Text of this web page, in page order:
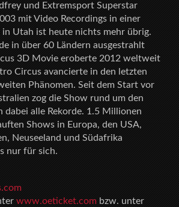
und Extremsport Superstar
mit Video Recordings in einer
in Utah ist heute nichts mehr übrig.
in über 60 Ländern ausgestrahlt
3D Movie eroberte 2012 weltweit
Circus avancierte in den letzten
Phänomen. Seit dem Start vor
zog die Show rund um den
dabei alle Rekorde. 1.5 Millionen
Shows in Europa, den USA,
Neuseeland und Südafrika
nur für sich.
www.oeticket.combzw. unter